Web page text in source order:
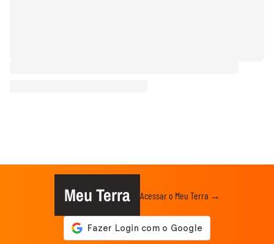
Meu Terra Acessar o Meu Terra →